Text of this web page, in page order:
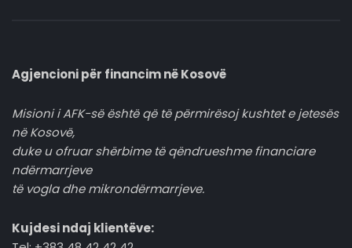
Agjencioni për financim në Kosovë
Misioni i AFK-së është që të përmirësoj kushtet e jetesës
në Kosovë,
duke u ofruar shërbime të qëndrueshme financiare
ndërmarrjeve
të vogla dhe mikrondërmarrjeve.
Kujdesi ndaj klientëve: